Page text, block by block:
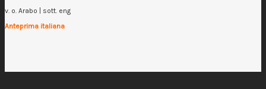
v. o. Arabo | sott. eng
Anteprima italiana